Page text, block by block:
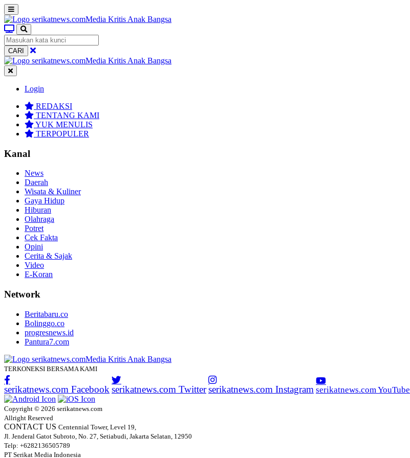
CARI
Login
REDAKSI
TENTANG KAMI
YUK MENULIS
TERPOPULER
Kanal
News
Daerah
Wisata & Kuliner
Gaya Hidup
Hiburan
Olahraga
Potret
Cek Fakta
Opini
Cerita & Sajak
Video
E-Koran
Network
Beritabaru.co
Bolinggo.co
progresnews.id
Pantura7.com
TERKONEKSI BERSAMA KAMI
serikatnews.com Facebook serikatnews.com Twitter serikatnews.com Instagram serikatnews.com YouTube
Copyright © 2026 serikatnews.com
Allright Reserved
CONTACT US Centennial Tower, Level 19,
Jl. Jenderal Gatot Subroto, No. 27, Setiabudi, Jakarta Selatan, 12950
Telp: +6282136505789
PT Serikat Media Indonesia